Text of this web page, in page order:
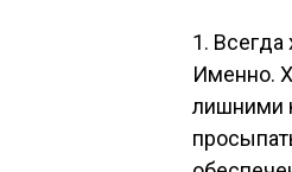
1. Всегда
Именно.
лишними